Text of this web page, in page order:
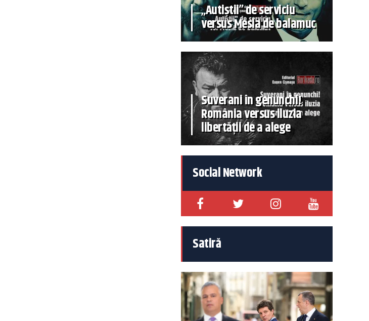
„Autiștii” de serviciu
versus Mesia de balamuc
Suverani în genunchi!
România versus iluzia
libertății de a alege
Social Network
Satiră